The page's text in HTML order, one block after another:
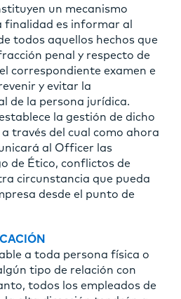
un mecanismo
finalidad es informar al
todos aquellos hechos que
penal y respecto de
correspondiente examen e
y evitar la
de la persona jurídica.
la gestión de dicho
través del cual como ahora
al Officer las
de Ético, conflictos de
circunstancia que pueda
desde el punto de
a toda persona física o
tipo de relación con
todos los empleados de